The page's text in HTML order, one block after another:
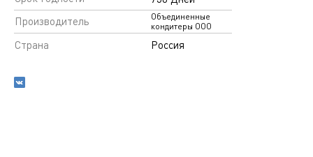
Производитель
Объединенные
кондитеры ООО
Страна Россия